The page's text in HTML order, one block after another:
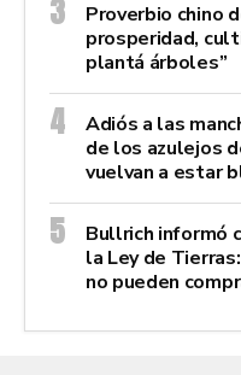
Proverbio chino
prosperidad,
plantá árboles”
Adiós a las
de los azulejos
vuelvan a estar
Bullrich informó
la Ley de
no pueden